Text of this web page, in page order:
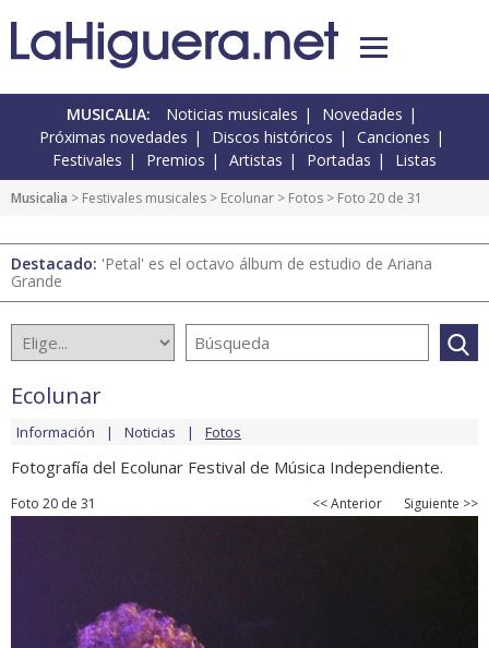
MUSICALIA: Noticias musicales
Novedades
Próximas novedades
Discos históricos
Canciones
Festivales
Premios Artistas Portadas Listas
Musicalia > Festivales musicales > Ecolunar > Fotos > Foto 20 de 31
Destacado: 'Petal' es el octavo álbum de estudio de Ariana
Grande
Ecolunar
Información Noticias Fotos
Fotografía del Ecolunar Festival de Música Independiente.
Foto 20 de 31 << Anterior Siguiente >>